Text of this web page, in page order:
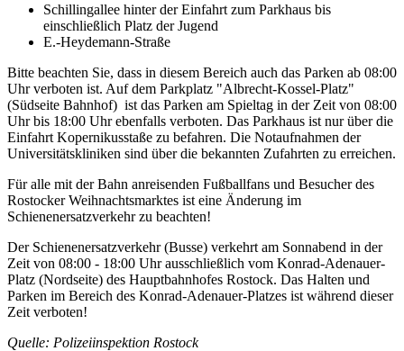
Schillingallee hinter der Einfahrt zum Parkhaus bis
einschließlich Platz der Jugend
E.-Heydemann-Straße
Bitte beachten Sie, dass in diesem Bereich auch das Parken ab 08:00
Uhr verboten ist. Auf dem Parkplatz "Albrecht-Kossel-Platz"
(Südseite Bahnhof) ist das Parken am Spieltag in der Zeit von 08:00
Uhr bis 18:00 Uhr ebenfalls verboten. Das Parkhaus ist nur über die
Einfahrt Kopernikusstaße zu befahren. Die Notaufnahmen der
Universitätskliniken sind über die bekannten Zufahrten zu erreichen.
Für alle mit der Bahn anreisenden Fußballfans und Besucher des
Rostocker Weihnachtsmarktes ist eine Änderung im
Schienenersatzverkehr zu beachten!
Der Schienenersatzverkehr (Busse) verkehrt am Sonnabend in der
Zeit von 08:00 - 18:00 Uhr ausschließlich vom Konrad-Adenauer-
Platz (Nordseite) des Hauptbahnhofes Rostock. Das Halten und
Parken im Bereich des Konrad-Adenauer-Platzes ist während dieser
Zeit verboten!
Quelle: Polizeiinspektion Rostock